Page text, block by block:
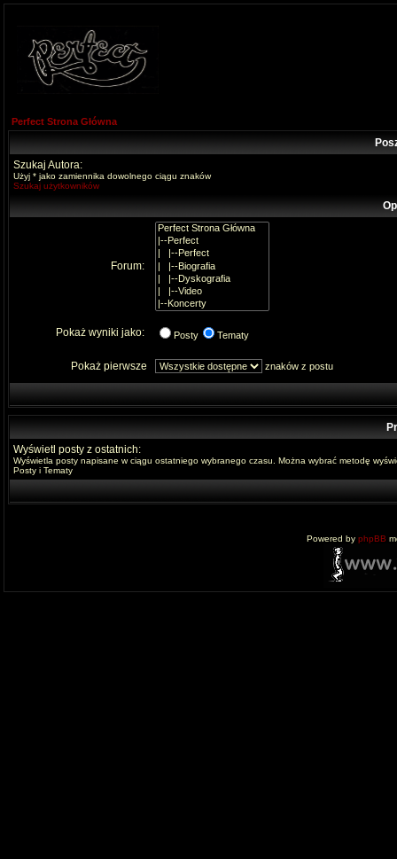
Perfect Strona Główna
Szukaj Autora:
Użyj * jako zamiennika dowolnego ciągu znaków
Szukaj użytkowników
Forum:
Pokaż wyniki jako: Posty Tematy
Pokaż pierwsze znaków z postu
Wyświetl posty z ostatnich:
Wyświetla posty napisane w ciągu ostatniego wybranego czasu. Można wybrać metodę
Posty i Tematy
Powered by phpBB